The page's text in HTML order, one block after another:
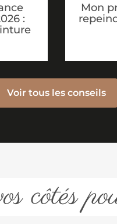
:
Mon
Voir tous les conseils
côtés